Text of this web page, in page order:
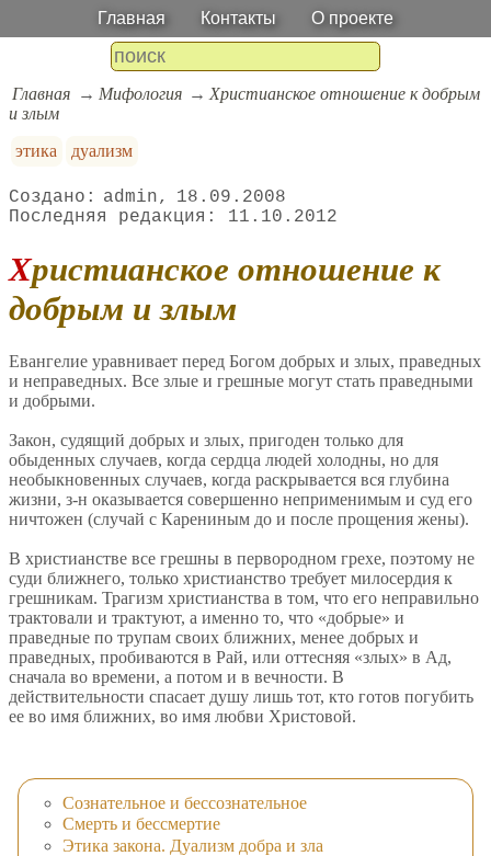
Главная Контакты О проекте
Главная Мифология
Христианское отношение к добрым
и злым
этика
дуализм
admin
18.09.2008
11.10.2012
Христианское отношение к
добрым и злым
Евангелие уравнивает перед Богом добрых и злых, праведных
и неправедных. Все злые и грешные могут стать праведными
и добрыми.
Закон, судящий добрых и злых, пригоден только для
обыденных случаев, когда сердца людей холодны, но для
необыкновенных случаев, когда раскрывается вся глубина
жизни, з-н оказывается совершенно неприменимым и суд его
ничтожен (случай с Карениным до и после прощения жены).
В христианстве все грешны в первородном грехе, поэтому не
суди ближнего, только христианство требует милосердия к
грешникам. Трагизм христианства в том, что его неправильно
трактовали и трактуют, а именно то, что «добрые» и
праведные по трупам своих ближних, менее добрых и
праведных, пробиваются в Рай, или оттесняя «злых» в Ад,
сначала во времени, а потом и в вечности. В
действительности спасает душу лишь тот, кто готов погубить
ее во имя ближних, во имя любви Христовой.
Сознательное и бессознательное
Смерть и бессмертие
Этика закона. Дуализм добра и зла